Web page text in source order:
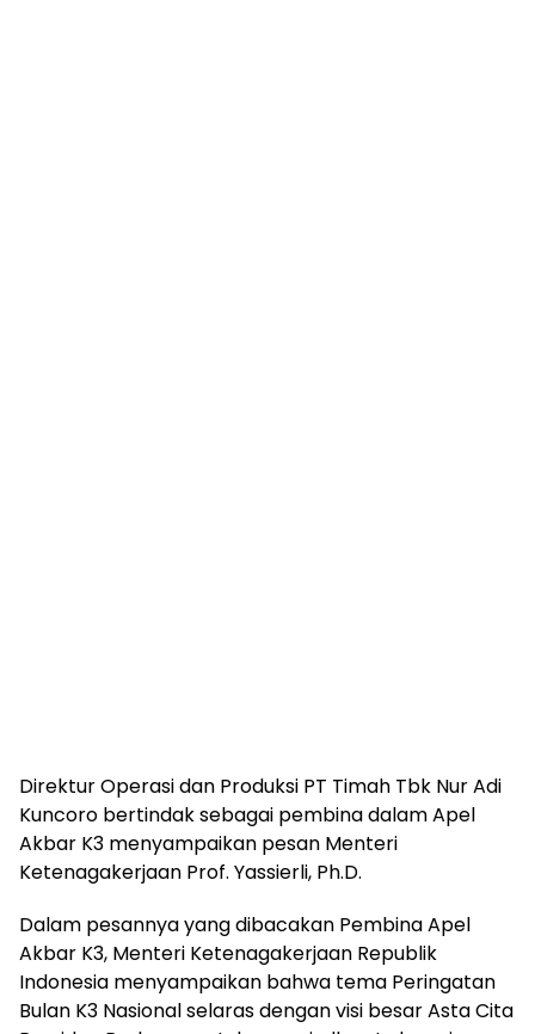
Ketenagakerjaan Prof. Yassierli, Ph.D.
Dalam pesannya yang dibacakan Pembina Apel
Akbar K3, Menteri Ketenagakerjaan Republik
Bulan K3 Nasional selaras dengan visi besar Asta Cita
Presiden Prabowo untuk mewujudkan Indonesia yang
berdaulat, maju, dan sejahtera melalui
pembangunan manusia yang unggul dan produktif.